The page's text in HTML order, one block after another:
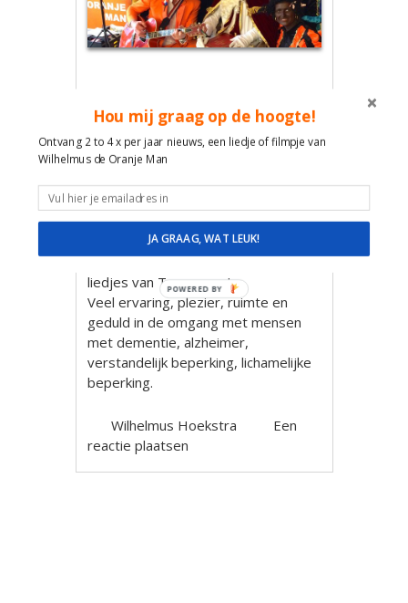
Troubadour Wilhelmus De Oranje
Man weer zorgen voor contact en
plezier met de vele bekende liedjes.
Maak met liedjes contact en plezier!
Wilhelmus de Oranje Man
Muzikale reis door de tijd en feest
van herkenning met Hollandse
liedjes van Toen en nu!
Veel ervaring, plezier, ruimte en
geduld in de omgang met mensen
met dementie, alzheimer,
verstandelijk beperking, lichamelijke
beperking.
Wilhelmus Hoekstra
Een
reactie plaatsen
Hou mij graag op de hoogte!
Ontvang 2 to 4 x per jaar nieuws, een liedje of filmpje van
Wilhelmus de Oranje Man
JA GRAAG, WAT LEUK!
POWERED BY